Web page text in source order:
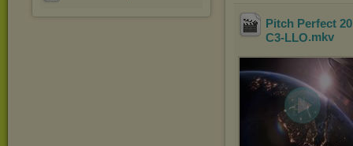
Pitch Perfect
C3-LLO.mkv